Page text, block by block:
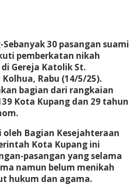
-Sebanyak 30 pasangan suami
pemberkatan nikah
Gereja Katolik St.
Kolhua, Rabu (14/5/25).
bagian dari rangkaian
Kota Kupang dan 29 tahun
Bagian Kesejahteraan
Kota Kupang ini
pasangan yang selama
namun belum menikah
hukum dan agama.